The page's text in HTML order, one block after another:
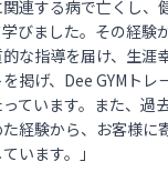
連する病で亡くし、
びました。その経験
な指導を届け、生涯
掲げ、Dee GYMトレ
ています。また、過
経験から、お客様に
います。」